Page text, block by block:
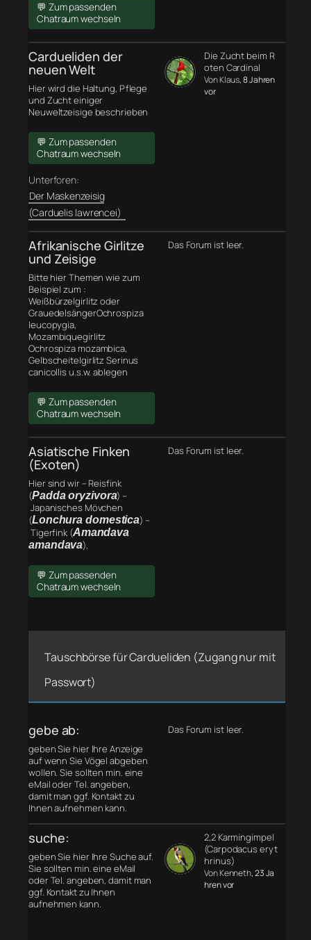
💬 Zum passenden
Chatraum wechseln
Cardueliden der
neuen Welt
Hier wird die Haltung, Pflege
und Zucht einiger
Neuweltzeisige beschrieben
💬 Zum passenden
Chatraum wechseln
Unterforen:
Der Maskenzeisig
(Carduelis lawrencei)
Die Zucht beim R
oten Cardinal
Von Klaus, 8 Jahren
vor
Afrikanische Girlitze
und Zeisige
Bitte hier Themen wie zum
Beispiel zum :
Weißbürzelgirlitz oder
GrauedelsängerOchrospiza
leucopygia,
Mozambiquegirlitz
Ochrospiza mozambica,
Gelbscheitelgirlitz Serinus
canicollis u.s.w. ablegen
💬 Zum passenden
Chatraum wechseln
Das Forum ist leer.
Asiatische Finken
(Exoten)
Hier sind wir – Reisfink
(Padda oryzivora) –
Japanisches Mövchen
(Lonchura domestica) –
Tigerfink (Amandava
amandava),
💬 Zum passenden
Chatraum wechseln
Das Forum ist leer.
Tauschbörse für Cardueliden (Zugang nur mit
Passwort)
gebe ab:
geben Sie hier Ihre Anzeige
auf wenn Sie Vögel abgeben
wollen. Sie sollten min. eine
eMail oder Tel. angeben,
damit man ggf. Kontakt zu
Ihnen aufnehmen kann.
Das Forum ist leer.
suche:
geben Sie hier Ihre Suche auf.
Sie sollten min. eine eMail
oder Tel. angeben, damit man
ggf. Kontakt zu Ihnen
aufnehmen kann.
2,2 Karmingimpel
(Carpodacus eryt
hrinus)
Von Kenneth, 23 Ja
hren vor